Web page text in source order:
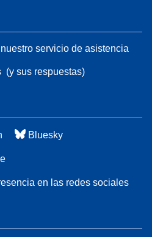
servicio de asistencia
(y sus respuestas)
Bluesky
en las redes sociales